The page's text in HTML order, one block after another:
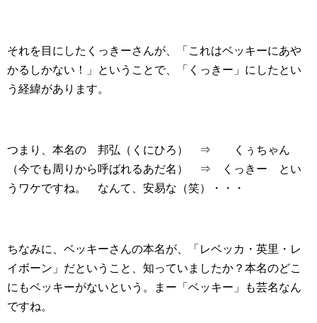
それを目にしたくっきーさんが、「これはベッキーにあや
かるしかない！」ということで、「くっきー」にしたとい
う経緯があります。
つまり、本名の 邦弘（くにひろ） ⇒ くぅちゃん
（今でも周りから呼ばれるあだ名） ⇒ くっきー とい
うワケですね。 なんて、安易な（笑）・・・
ちなみに、ベッキーさんの本名が、「レベッカ・英里・レ
イボーン」だということ、知っていましたか？本名のどこ
にもベッキーがないという。まー「ベッキー」も芸名なん
ですね。